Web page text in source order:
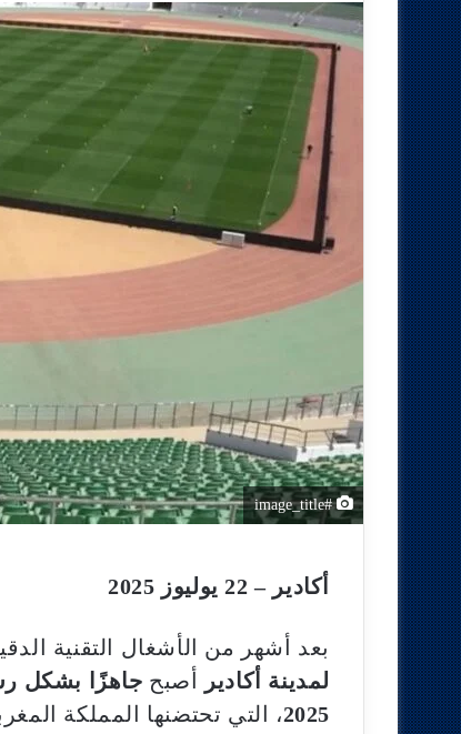
#image_title
أكادير – 22 يوليوز 2025
بعد أشهر من الأشغال التقنية
لمدينة أكادير
أصبح جاهزًا بشكل
2025، التي تحتضنها المملكة